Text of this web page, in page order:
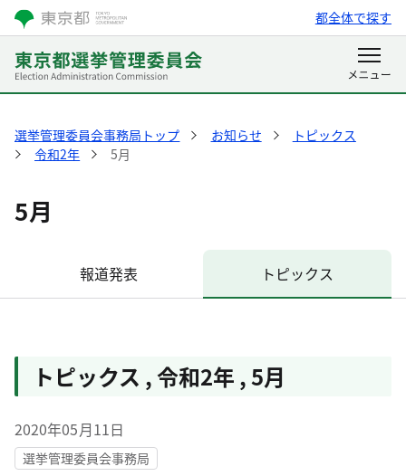
都全体で探す
選挙管理委員会事務局トップ お知らせ
トピックス
令和2年
5月
5月
報道発表 トピックス
トピックス ,令和2年 ,5月
2020年05月11日
選挙管理委員会事務局